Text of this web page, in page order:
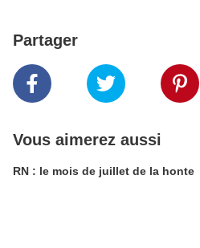
Partager
Vous aimerez aussi
RN : le mois de juillet de la honte